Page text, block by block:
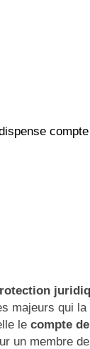
majeurs qui la
le compte
un membre